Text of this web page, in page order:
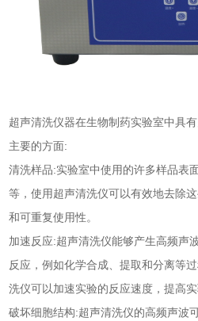
超声清洗仪器在生物制药实验室中具
主要的方面:
清洗样品:实验室中使用的许多样品表
等，使用超声清洗仪可以有效地去除
和可重复使用性。
加速反应:超声清洗仪能够产生高频声
反应，例如化学合成、提取和分离等
洗仪可以加速实验的反应速度，提高实
破坏细胞结构:超声清洗仪的高频声波